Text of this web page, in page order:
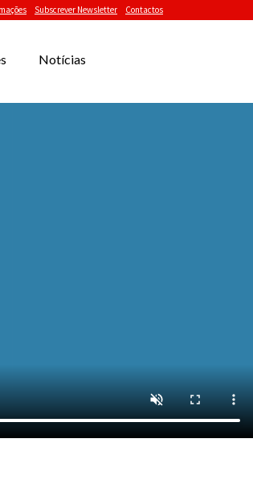
Subscrever Newsletter Contactos
Notícias